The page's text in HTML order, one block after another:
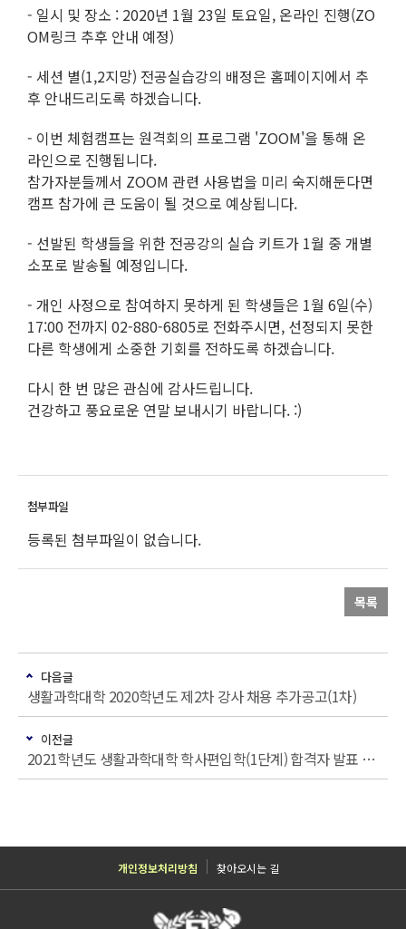
- 일시 및 장소 : 2020년 1월 23일 토요일, 온라인 진행(ZO
OM링크 추후 안내 예정)
- 세션 별(1,2지망) 전공실습강의 배정은 홈페이지에서 추
후 안내드리도록 하겠습니다.
- 이번 체험캠프는 원격회의 프로그램 'ZOOM'을 통해 온
라인으로 진행됩니다.
참가자분들께서 ZOOM 관련 사용법을 미리 숙지해둔다면
캠프 참가에 큰 도움이 될 것으로 예상됩니다.
- 선발된 학생들을 위한 전공강의 실습 키트가 1월 중 개별
소포로 발송될 예정입니다.
- 개인 사정으로 참여하지 못하게 된 학생들은 1월 6일(수)
17:00 전까지 02-880-6805로 전화주시면, 선정되지 못한
다른 학생에게 소중한 기회를 전하도록 하겠습니다.
다시 한 번 많은 관심에 감사드립니다.
건강하고 풍요로운 연말 보내시기 바랍니다. :)
등록된 첨부파일이 없습니다.
목록
다음글
생활과학대학 2020학년도 제2차 강사 채용 추가공고(1차)
이전글
2021학년도 생활과학대학 학사편입학(1단계) 합격자 발표 안내
개인정보처리방침 찾아오시는 길